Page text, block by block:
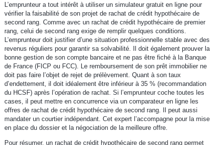
L’emprunteur a tout intérêt à utiliser un simulateur gratuit en ligne pour
vérifier la faisabilité de son projet de rachat de crédit hypothécaire de
second rang. Comme avec un rachat de crédit hypothécaire de premier
rang, celui de second rang exige de remplir quelques conditions.
L’emprunteur doit justifier d’une situation professionnelle stable avec des
revenus réguliers pour garantir sa solvabilité. Il doit également prouver la
bonne gestion de son compte bancaire et ne pas être fiché à la Banque
de France (FICP ou FCC). Le remboursement de son prêt immobilier ne
doit pas faire l’objet de rejet de prélèvement. Quant à son taux
d’endettement, il doit idéalement être inférieur à 35 % (recommandation
du HCSF) après l’opération de rachat. Si l’emprunteur coche toutes les
cases, il peut mettre en concurrence via un comparateur en ligne les
offres de rachat de crédit hypothécaire de second rang. Il peut aussi
mandater un courtier indépendant. Cet expert l’accompagne pour la mise
en place du dossier et la négociation de la meilleure offre.
Pour résumer, un rachat de crédit hypothécaire de second rang permet